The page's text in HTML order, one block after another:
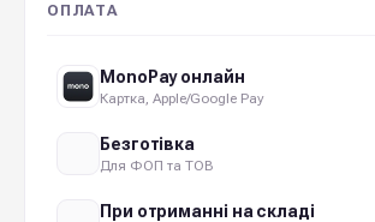
ОПЛАТА
MonoPay онлайн
Картка, Apple/Google Pay
Безготівка
Для ФОП та ТОВ
При отриманні на складі